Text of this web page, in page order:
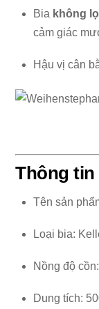
Bia không
cảm giác
Hậu vị cân
Thông tin
Tên sản
Loại bia:
Nồng độ
Dung tích: